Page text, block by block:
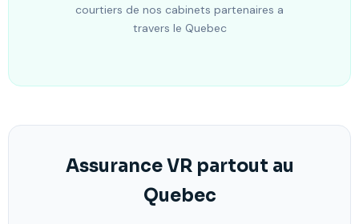
courtiers de nos cabinets partenaires a
travers le Quebec
Assurance VR partout au
Quebec